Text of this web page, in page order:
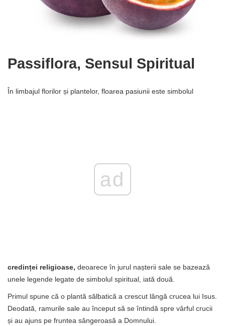
Passiflora, Sensul Spiritual
În limbajul florilor și plantelor, floarea pasiunii este simbolul
ad
credinței religioase, deoarece în jurul nașterii sale se bazează
unele legende legate de simbolul spiritual, iată două.
Primul spune că o plantă sălbatică a crescut lângă crucea lui Isus.
Deodată, ramurile sale au început să se întindă spre vârful crucii
și au ajuns pe fruntea sângeroasă a Domnului.